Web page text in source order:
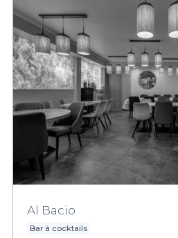
Al Bacio
Bar à cocktails